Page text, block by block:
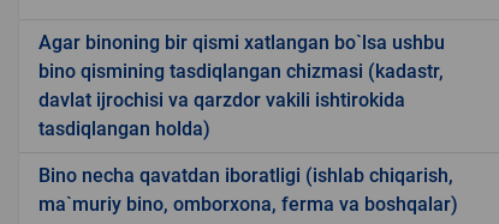
Agar binoning bir qismi xatlangan bo`lsa ushbu
bino qismining tasdiqlangan chizmasi (kadastr,
davlat ijrochisi va qarzdor vakili ishtirokida
tasdiqlangan holda)
Bino necha qavatdan iboratligi (ishlab chiqarish,
ma`muriy bino, omborxona, ferma va boshqalar)